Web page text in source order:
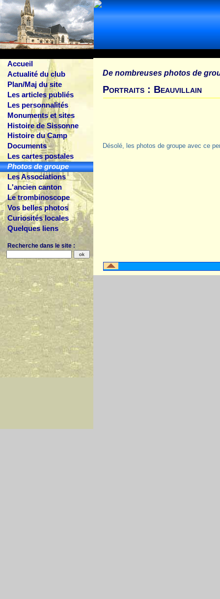
Accueil
Actualité du club
Plan/Maj du site
Les articles publiés
Les personnalités
Monuments et sites
Histoire de Sissonne
Histoire du Camp
Documents
Les cartes postales
Photos de groupe
Les Associations
L'ancien canton
Le trombinoscope
Vos belles photos
Curiosités locales
Quelques liens
Recherche dans le site :
De nombreuses photos de
Portraits : Beauvillain
Désolé, les photos de groupe avec ce